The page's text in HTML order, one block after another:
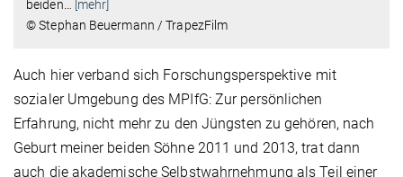
beiden… [mehr]
© Stephan Beuermann / TrapezFilm
Auch hier verband sich Forschungsperspektive mit
sozialer Umgebung des MPIfG: Zur persönlichen
Erfahrung, nicht mehr zu den Jüngsten zu gehören, nach
Geburt meiner beiden Söhne 2011 und 2013, trat dann
auch die akademische Selbstwahrnehmung als Teil einer